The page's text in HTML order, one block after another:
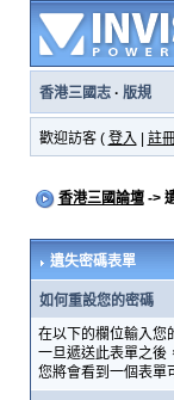
香港三國志· 版規
歡迎訪客 ( 登入 註
香港三國論壇->
遺失密碼表單
如何重設您的密碼
在以下的欄位輸入您
一旦遞送此表單之後
您將會看到一個表單